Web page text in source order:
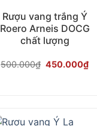
Rượu vang trắng Ý
Roero Arneis DOCG
chất lượng
500.000₫ Giá
450.000₫Giá